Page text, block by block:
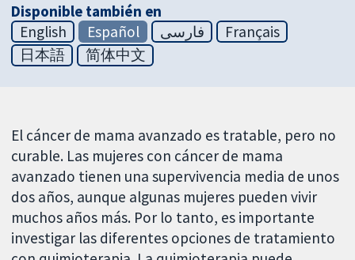
Disponible también en
English
Español فارسی
Français
日本語
简体中文
El cáncer de mama avanzado es tratable, pero no
curable. Las mujeres con cáncer de mama
avanzado tienen una supervivencia media de unos
dos años, aunque algunas mujeres pueden vivir
muchos años más. Por lo tanto, es importante
investigar las diferentes opciones de tratamiento